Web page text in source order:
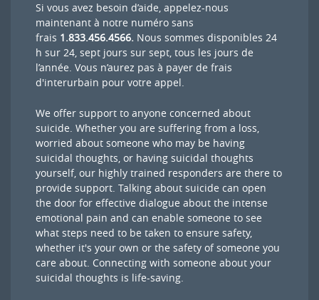
Si vous avez besoin d’aide, appelez-nous
maintenant à notre numéro sans
frais 1.833.456.4566. Nous sommes disponibles 24
h sur 24, sept jours sur sept, tous les jours de
l’année. Vous n’aurez pas à payer de frais
d'interurbain pour votre appel.
We offer support to anyone concerned about
suicide. Whether you are suffering from a loss,
worried about someone who may be having
suicidal thoughts, or having suicidal thoughts
yourself, our highly trained responders are there to
provide support. Talking about suicide can open
the door for effective dialogue about the intense
emotional pain and can enable someone to see
what steps need to be taken to ensure safety,
whether it's your own or the safety of someone you
care about. Connecting with someone about your
suicidal thoughts is life-saving.